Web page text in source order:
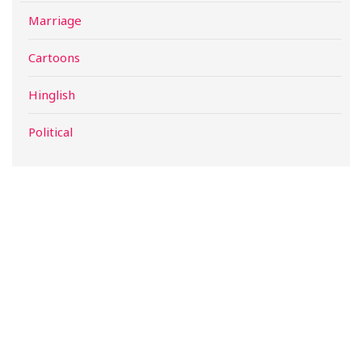
Marriage
Cartoons
Hinglish
Political